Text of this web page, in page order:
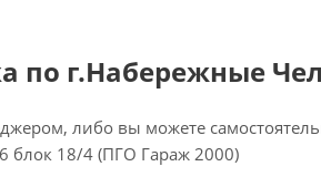
по г.Набережные
либо вы можете
блок 18/4 (ПГО Гараж 2000)